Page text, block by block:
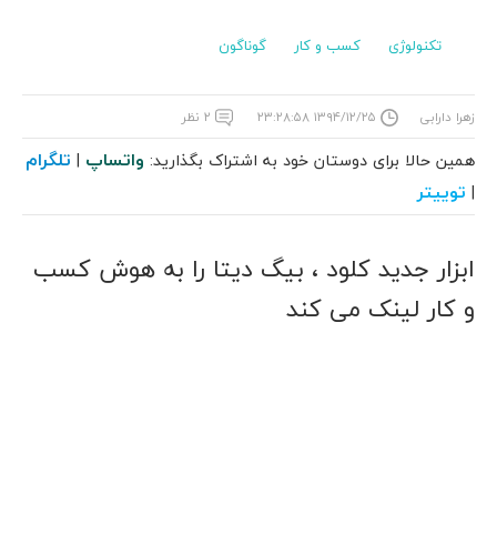
تکنولوژی کسب و کار گوناگون
زهرا دارابی ۱۳۹۴/۱۲/۲۵ ۲۳:۲۸:۵۸ ۲ نظر
همین حالا برای دوستان خود به اشتراک بگذارید: واتساپ | تلگرام
| توییتر
ابزار جدید کلود ، بیگ دیتا را به هوش کسب
و کار لینک می کند